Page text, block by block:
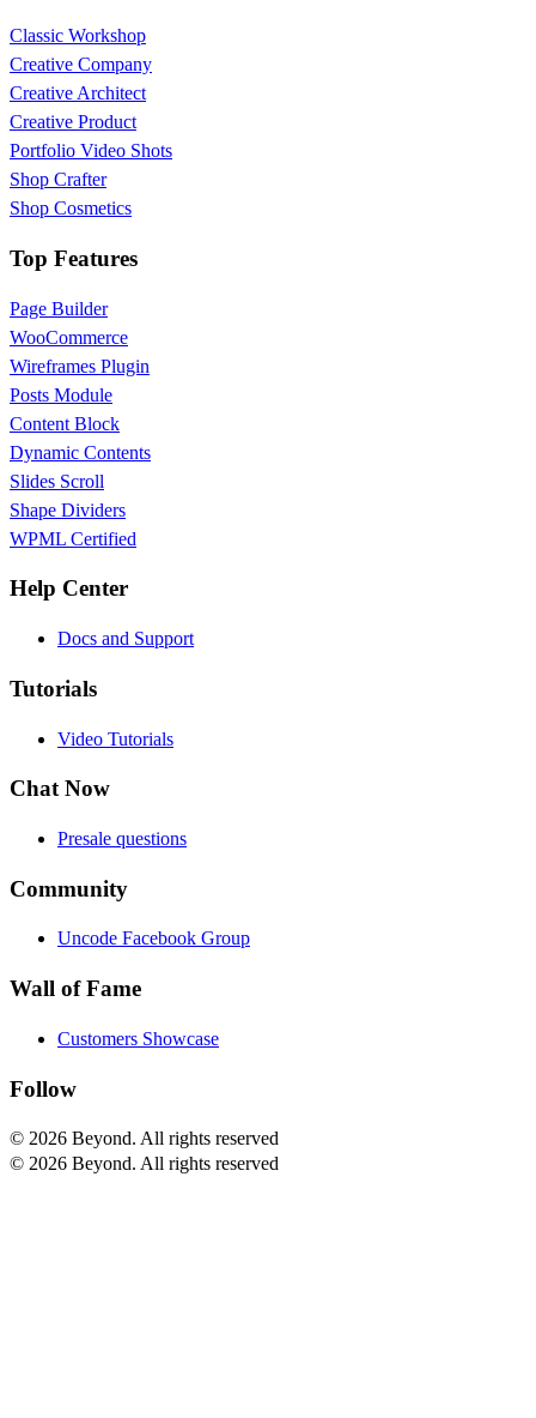
Classic Workshop
Creative Company
Creative Architect
Creative Product
Portfolio Video Shots
Shop Crafter
Shop Cosmetics
Top Features
Page Builder
WooCommerce
Wireframes Plugin
Posts Module
Content Block
Dynamic Contents
Slides Scroll
Shape Dividers
WPML Certified
Help Center
Docs and Support
Tutorials
Video Tutorials
Chat Now
Presale questions
Community
Uncode Facebook Group
Wall of Fame
Customers Showcase
Follow
© 2026 Beyond. All rights reserved
© 2026 Beyond. All rights reserved